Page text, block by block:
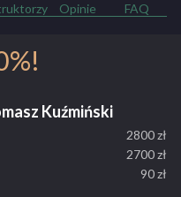
lokomocji lub zwyczajnie
przypominające), pozwól
Opinie FAQ
Kuźmiński
2800 zł
2700 zł
90 zł